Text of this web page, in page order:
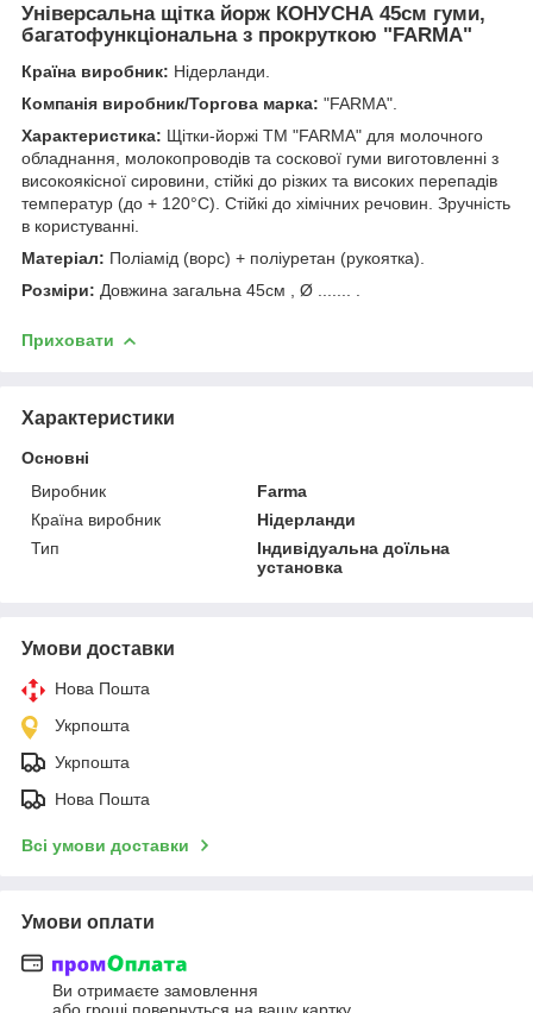
Універсальна щітка йорж КОНУСНА 45см гуми,
багатофункціональна з прокруткою "FARMA"
Країна виробник: Нідерланди.
Компанія виробник/Торгова марка: "FARMA".
Характеристика: Щітки-йоржі ТМ "FARMA" для молочного
обладнання, молокопроводів та соскової гуми виготовленні з
високоякісної сировини, стійкі до різких та високих перепадів
температур (до + 120°C). Стійкі до хімічних речовин. Зручність
в користуванні.
Матеріал: Поліамід (ворс) + поліуретан (рукоятка).
Розміри: Довжина загальна 45см , Ø ....... .
Приховати
Характеристики
Основні
Виробник
Farma
Країна виробник
Нідерланди
Тип
Індивідуальна доїльна
установка
Умови доставки
Нова Пошта
Укрпошта
Укрпошта
Нова Пошта
Всі умови доставки
Умови оплати
Ви отримаєте замовлення